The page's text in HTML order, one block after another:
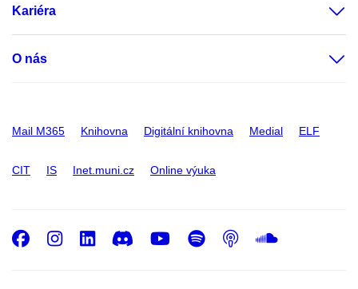
Kariéra
O nás
Mail M365 Knihovna Digitální knihovna Medial ELF
CIT IS Inet.muni.cz Online výuka
Facebook
Instagram
LinkedIn
DiscordYoutube
Spotify
Podcast